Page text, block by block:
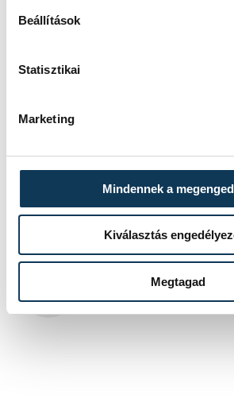
Beállítások
Statisztikai
Marketing
Mindennek a
Kiválasztás
Megtagad
később kerül sor. A budapesti
rendezik az MVM Dome-ban.
női kézilabda BL
vehir.hu